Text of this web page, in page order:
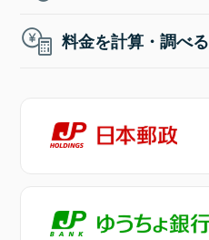
料金を計算・調べる